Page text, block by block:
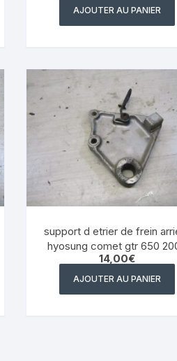
AJOUTER AU PANIER
support d etrier de frein
hyosung comet gtr 650
2008 | eBay
14,00€
AJOUTER AU PANIER